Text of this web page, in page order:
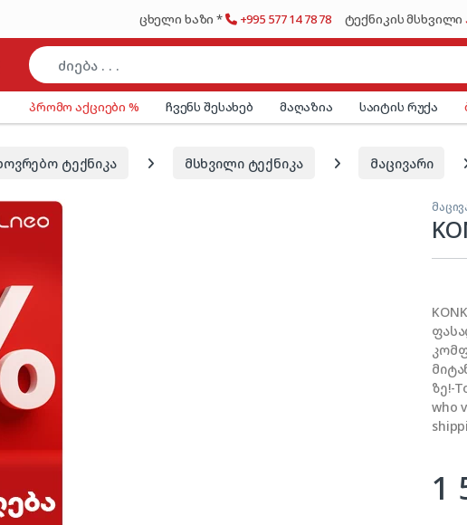
ცხელი ხაზი * +995 577 14 78 78 ტექნიკის მსხვილი
პრომო აქციები % ჩვენს შესახებ მაღაზია საიტის რუქა
ტექნიკა მსხვილი ტექნიკა მაცივარი
ზე!-
who
1